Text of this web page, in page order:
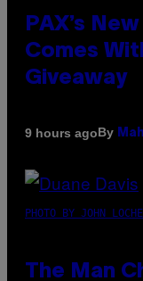
PAX’s
Comes
Giveaway
9 hours agoBy
PHOTO BY JOHN
The Man